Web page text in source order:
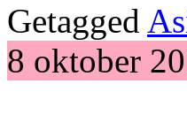
Getagged
8 oktober